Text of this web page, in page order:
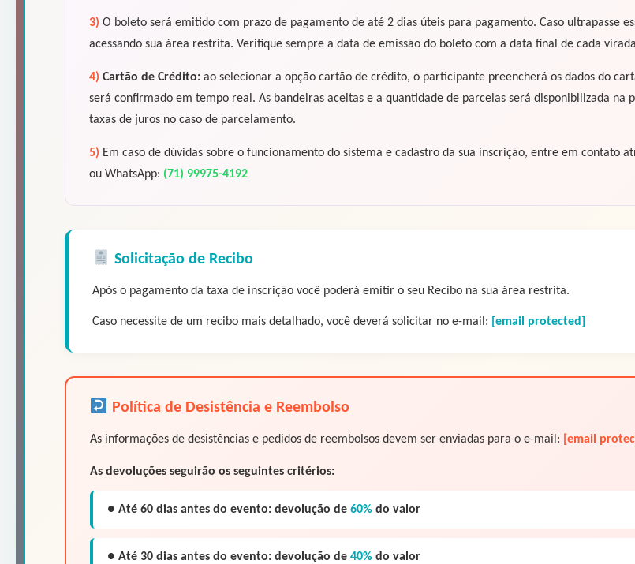
3) O boleto será emitido com prazo de pagamento de até 2 dias úteis para pagamento. Caso ultrapasse
acessando sua área restrita. Verifique sempre a data de emissão do boleto com a data final de cada
4) Cartão de Crédito: ao selecionar a opção cartão de crédito, o participante preencherá os dados do
será confirmado em tempo real. As bandeiras aceitas e a quantidade de parcelas será disponibilizada na
taxas de juros no caso de parcelamento.
5) Em caso de dúvidas sobre o funcionamento do sistema e cadastro da sua inscrição, entre em contato
ou WhatsApp: (71) 99975-4192
Solicitação de Recibo
Após o pagamento da taxa de inscrição você poderá emitir o seu Recibo na sua área restrita.
Caso necessite de um recibo mais detalhado, você deverá solicitar no e-mail: [email protected]
Política de Desistência e Reembolso
As informações de desistências e pedidos de reembolsos devem ser enviadas para o e-mail: [email
As devoluções seguirão os seguintes critérios:
● Até 60 dias antes do evento: devolução de 60% do valor
● Até 30 dias antes do evento: devolução de 40% do valor